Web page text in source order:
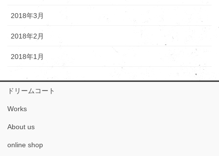
2018年3月
2018年2月
2018年1月
ドリームコート
Works
About us
online shop